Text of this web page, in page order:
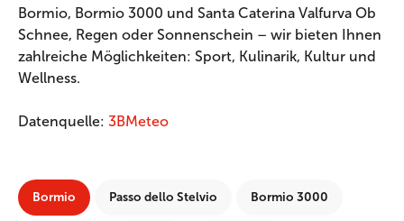
Bormio, Bormio 3000 und Santa Caterina Valfurva Ob
Schnee, Regen oder Sonnenschein – wir bieten Ihnen
zahlreiche Möglichkeiten: Sport, Kulinarik, Kultur und
Wellness.
Datenquelle: 3BMeteo
Bormio Passo dello Stelvio Bormio 3000